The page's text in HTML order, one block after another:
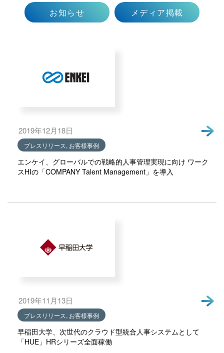
ニュース
WHI Holdings
受付時間9:30〜18:30（土日祝日を除く）
お知らせ メディア掲載
2019年12月18日
プレスリリース, お客様事例
エンケイ、グローバルでの戦略的人事管理実現に向け ワーク
スHIの「COMPANY Talent Management」を導入
2019年11月13日
プレスリリース, お客様事例
早稲田大学、次世代のクラウド型統合人事システムとして
「HUE」HRシリーズ全面稼働